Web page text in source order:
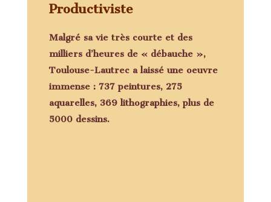
Productiviste
Malgré sa vie très courte et des
milliers d’heures de « débauche »,
Toulouse-Lautrec a laissé une oeuvre
immense : 737 peintures, 275
aquarelles, 369 lithographies, plus de
5000 dessins.